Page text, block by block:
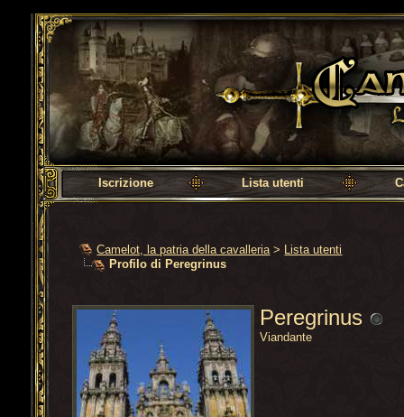
Camelot, la patria della cavalleria
Iscrizione Lista utenti
Camelot, la patria della cavalleria > Lista utenti
Profilo di Peregrinus
Peregrinus
Viandante